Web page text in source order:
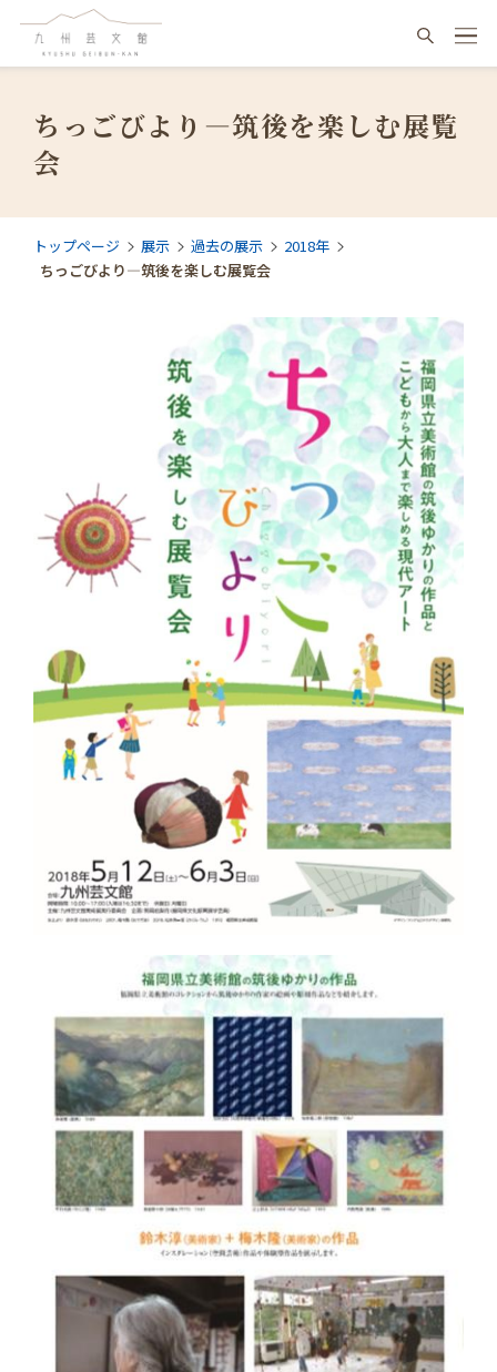
ちっごびより―筑後を楽しむ展覧
会
トップページ 展示 過去の展示
2018年
ちっごびより―筑後を楽しむ展覧会